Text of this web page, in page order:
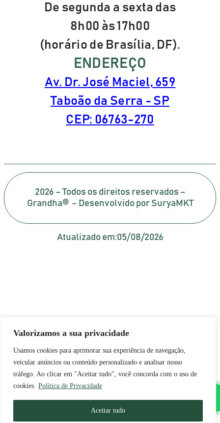
Valorizamos a sua privacidade
Usamos cookies para aprimorar sua experiência de navegação,
veicular anúncios ou conteúdo personalizado e analisar nosso
tráfego. Ao clicar em "Aceitar tudo", você concorda com o uso de
cookies. Política de Privacidade
Aceitar tudo
De segunda a sexta das
8h00 às 17h00
(horário de Brasília, DF).
ENDEREÇO
Av. Dr. José Maciel, 659
Taboão da Serra - SP
CEP: 06763-270
2026 – Todos os direitos reservados –
Grandha® – Desenvolvido por SuryaMKT
Atualizado em:05/08/2026